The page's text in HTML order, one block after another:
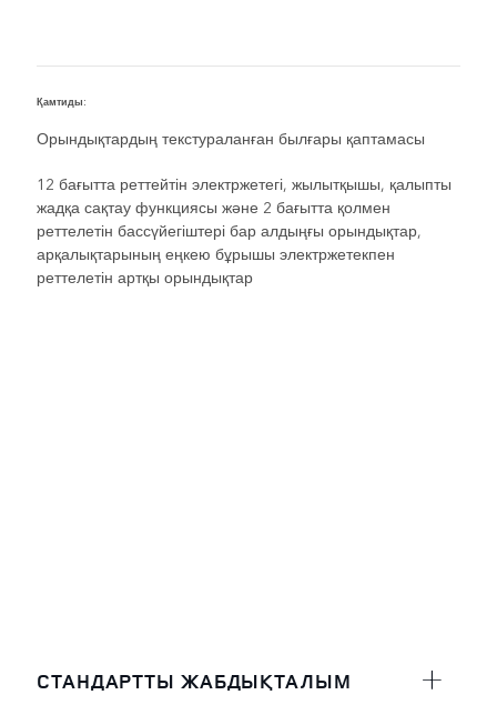
Қамтиды:
Орындықтардың текстураланған былғары қаптамасы
12 бағытта реттейтін электржетегі, жылытқышы, қалыпты
жадқа сақтау функциясы және 2 бағытта қолмен
реттелетін бассүйегіштері бар алдыңғы орындықтар,
арқалықтарының еңкею бұрышы электржетекпен
реттелетін артқы орындықтар
СТАНДАРТТЫ ЖАБДЫҚТАЛЫМ